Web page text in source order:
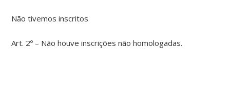
Não tivemos inscritos
Art. 2º – Não houve inscrições não homologadas.